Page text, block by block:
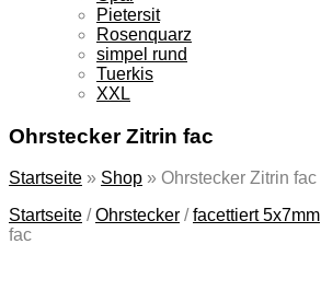
Pietersit
Rosenquarz
simpel rund
Tuerkis
XXL
Ohrstecker Zitrin fac
Startseite » Shop » Ohrstecker Zitrin fac
Startseite /Ohrstecker /facettiert 5x7mm
fac